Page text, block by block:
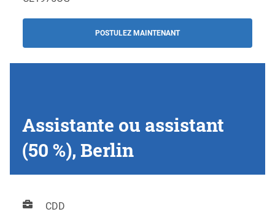
POSTULEZ MAINTENANT
Assistante ou assistant
(50 %), Berlin
CDD